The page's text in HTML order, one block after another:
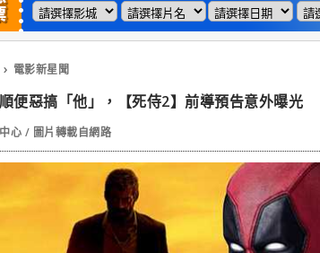
電影新星聞
便惡搞「他」，【死侍2】前導預告意外曝光
心 / 圖片轉載自網路